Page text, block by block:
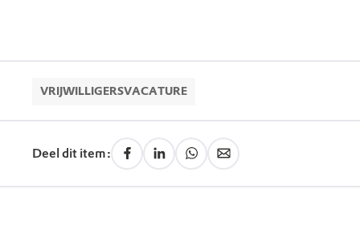
VRIJWILLIGERSVACATURE
Deel dit item: